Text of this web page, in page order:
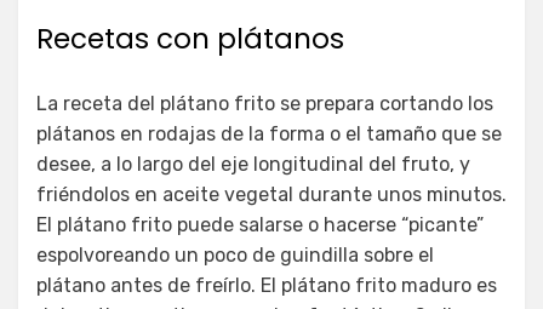
Recetas con plátanos
La receta del plátano frito se prepara cortando los
plátanos en rodajas de la forma o el tamaño que se
desee, a lo largo del eje longitudinal del fruto, y
friéndolos en aceite vegetal durante unos minutos.
El plátano frito puede salarse o hacerse “picante”
espolvoreando un poco de guindilla sobre el
plátano antes de freírlo. El plátano frito maduro es